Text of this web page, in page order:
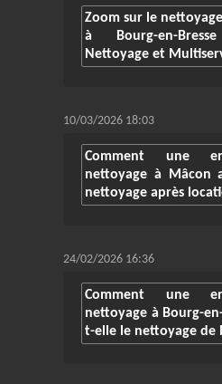
Zoom sur le
à Bourg-en-
Nettoyage et
10/03/2026 18:03
Comment une
nettoyage à Mâcon
nettoyage après
24/02/2026 16:36
Comment une
nettoyage à Bourg-
t-elle le nettoyage de